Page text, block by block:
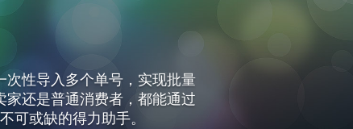
性导入多个单号，实现批量
还是普通消费者，都能通过
可或缺的得力助手。